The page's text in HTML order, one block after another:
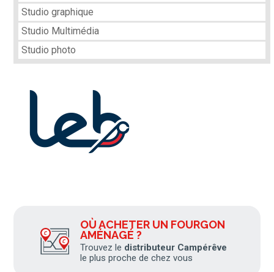
Studio graphique
Studio Multimédia
Studio photo
OÙ ACHETER UN FOURGON
AMÉNAGÉ ?
Trouvez le distributeur Campérêve
le plus proche de chez vous